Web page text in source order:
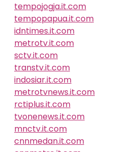
tempojogja.it.com
tempopapua.it.com
idntimes.it.com
metrotv.it.com
sctv.it.com
transtv.it.com
indosiar.it.com
metrotvnews.it.com
rctiplus.it.com
tvonenews.it.com
mnctv.it.com
cnnmedan.it.com